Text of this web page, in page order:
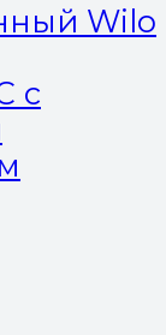
Wilo
с